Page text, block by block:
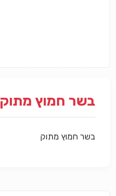
בשר חמוץ מתוק
בשר חמוץ מתוק